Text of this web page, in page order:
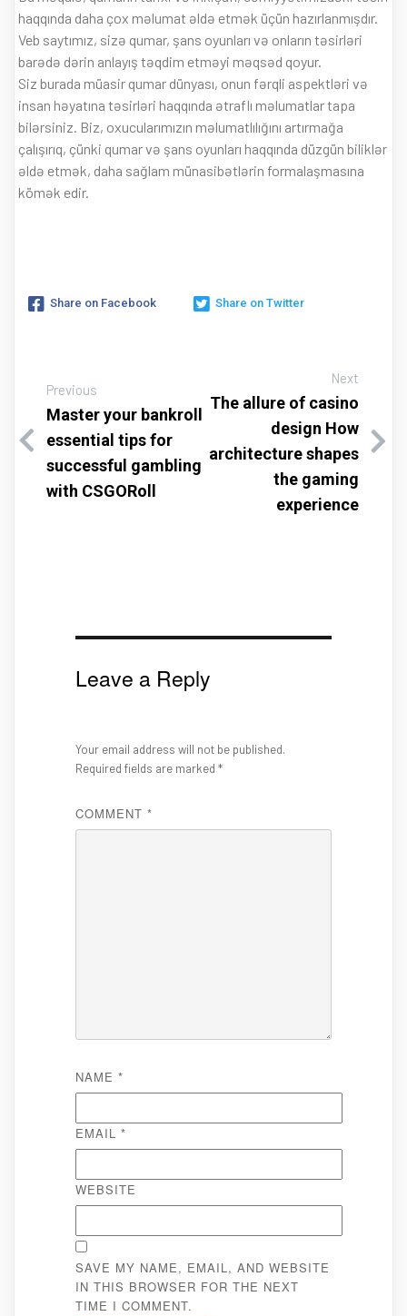
haqqında daha çox məlumat əldə etmək üçün hazırlanmışdır.
Veb saytımız, sizə qumar, şans oyunları və onların təsirləri
barədə dərin anlayış təqdim etməyi məqsəd qoyur.
Siz burada müasir qumar dünyası, onun fərqli aspektləri və
insan həyatına təsirləri haqqında ətraflı məlumatlar tapa
bilərsiniz. Biz, oxucularımızın məlumatlılığını artırmağa
çalışırıq, çünki qumar və şans oyunları haqqında düzgün biliklər
əldə etmək, daha sağlam münasibətlərin formalaşmasına
kömək edir.
Share on Facebook Share on Twitter
Previous
Master your bankroll
essential tips for
successful gambling
with CSGORoll
Next
The allure of casino
design How
architecture shapes
the gaming
experience
Leave a Reply
Your email address will not be published.
Required fields are marked *
COMMENT *
NAME *
EMAIL *
WEBSITE
SAVE MY NAME, EMAIL, AND WEBSITE
IN THIS BROWSER FOR THE NEXT
TIME I COMMENT.